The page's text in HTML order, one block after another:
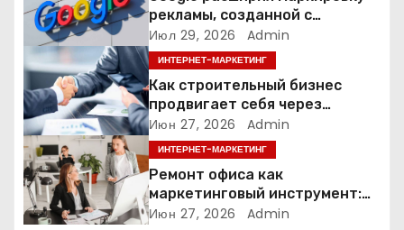
з
а
п
и
с
я
рекламы, созданной с
помощью искусственного
интеллекта
Июл 29, 2026 Admin
ИНТЕРНЕТ-МАРКЕТИНГ
Как строительный бизнес
продвигает себя через
контент: кейс кровельных
компаний
Июн 27, 2026 Admin
ИНТЕРНЕТ-МАРКЕТИНГ
Ремонт офиса как
маркетинговый инструмент:
почему физическое
Июн 27, 2026 Admin